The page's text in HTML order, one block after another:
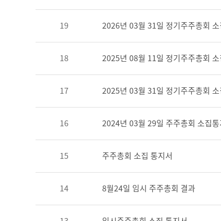
19 2026년 03월 31일 정기주주총회 소
18 2025년 08월 11일 정기주주총회 소
17 2025년 03월 31일 정기주주총회 소
16 2024년 03월 29일 주주총회 소집통
15 주주총회 소집 통지서
14 8월24일 임시 주주총회 결과